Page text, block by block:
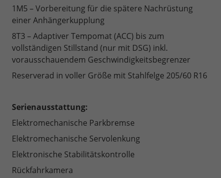
1M5 – Vorbereitung für die spätere Nachrüstung
einer Anhängerkupplung
8T3 – Adaptiver Tempomat (ACC) bis zum
vollständigen Stillstand (nur mit DSG) inkl.
vorausschauendem Geschwindigkeitsbegrenzer
Reserverad in voller Größe mit Stahlfelge 205/60 R16
Serienausstattung:
Elektromechanische Parkbremse
Elektromechanische Servolenkung
Elektronische Stabilitätskontrolle
Rückfahrkamera